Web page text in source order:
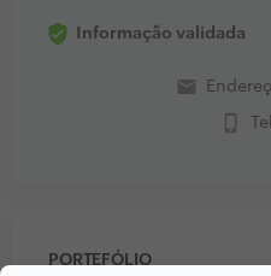
Informação validada
email
phone_iphone
PORTEFÓLIO